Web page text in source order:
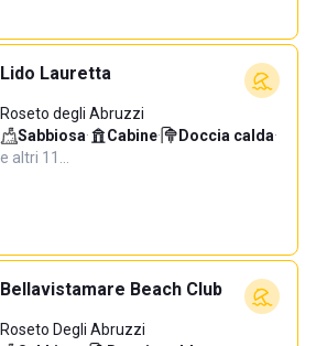
Lido Lauretta
Roseto degli Abruzzi
Sabbiosa· Cabine· Doccia calda·
e altri 11…
Bellavistamare Beach Club
Roseto Degli Abruzzi